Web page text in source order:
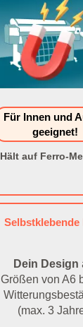
Für Innen und
geeignet!
Hält auf Ferro-
Selbstklebende
Dein Design
Größen von A6
(max. 3